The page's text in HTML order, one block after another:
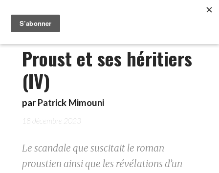
Proust et ses héritiers
(IV)
par Patrick Mimouni
18 décembre 2023
Le scandale que suscitait le roman
proustien ainsi que les révélations d’un